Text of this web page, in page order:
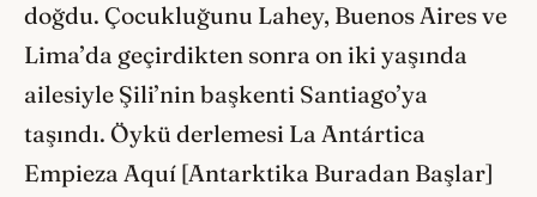
doğdu. Çocukluğunu Lahey, Buenos Aires ve
Lima’da geçirdikten sonra on iki yaşında
ailesiyle Şili’nin başkenti Santiago’ya
taşındı. Öykü derlemesi La Antártica
Empieza Aquí [Antarktika Buradan Başlar]